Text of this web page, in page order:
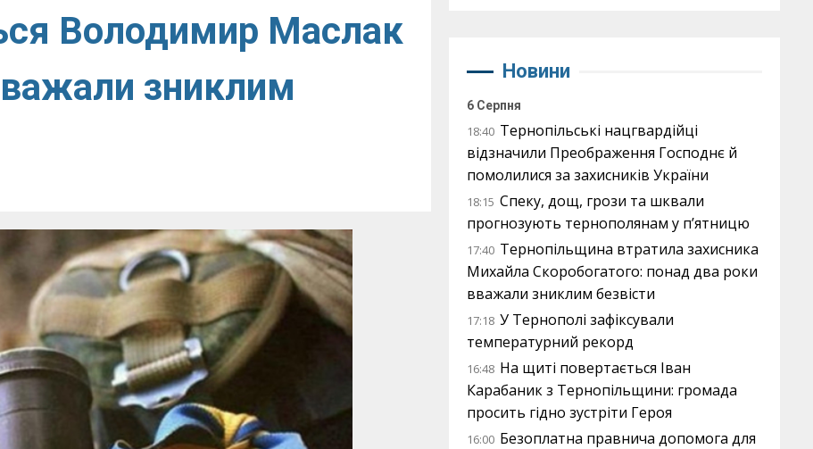
Володимир Маслак
зниклим
Новини
6 Серпня
18:40 Тернопільські нацгвардійці
відзначили Преображення Господнє й
помолилися за захисників України
18:15 Спеку, дощ, грози та шквали
прогнозують тернополянам у п’ятницю
17:40 Тернопільщина втратила захисника
Михайла Скоробогатого: понад два роки
вважали зниклим безвісти
17:18 У Тернополі зафіксували
температурний рекорд
16:48 На щиті повертається Іван
Карабаник з Тернопільщини: громада
просить гідно зустріти Героя
16:00 Безоплатна правнича допомога для